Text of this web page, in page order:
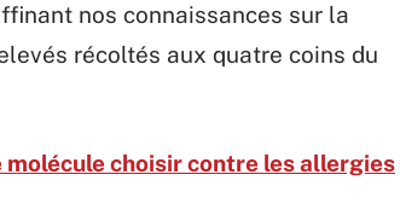
nos connaissances sur la
récoltés aux quatre coins du
choisir contre les allergies